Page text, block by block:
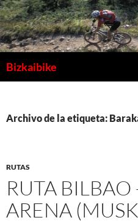
Bizkaibike
Archivo de la etiqueta:
RUTAS
RUTA BILBAO
ARENA